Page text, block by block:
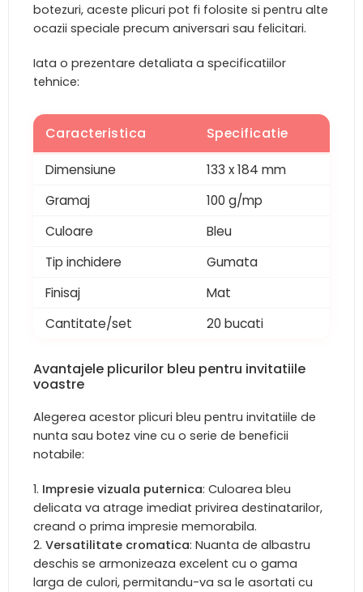
botezuri, aceste plicuri pot fi folosite si pentru alte
ocazii speciale precum aniversari sau felicitari.
Iata o prezentare detaliata a specificatiilor
tehnice:
Caracteristica Specificatie
Dimensiune
133 x 184 mm
Gramaj
100 g/mp
Culoare
Bleu
Tip inchidere
Gumata
Finisaj
Mat
Cantitate/set
20 bucati
Avantajele plicurilor bleu pentru invitatiile
voastre
Alegerea acestor plicuri bleu pentru invitatiile de
nunta sau botez vine cu o serie de beneficii
notabile:
Impresie vizuala puternica: Culoarea bleu
delicata va atrage imediat privirea destinatarilor,
creand o prima impresie memorabila.
Versatilitate cromatica: Nuanta de albastru
deschis se armonizeaza excelent cu o gama
larga de culori, permitandu-va sa le asortati cu